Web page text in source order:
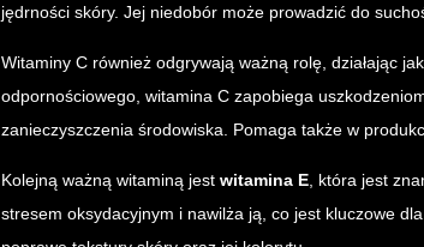
jędrności skóry. Jej niedobór może prowadzić do
Witaminy C również odgrywają ważną rolę, działając
odpornościowego, witamina C zapobiega
zanieczyszczenia środowiska. Pomaga także w
Kolejną ważną witaminą jest witamina E , która jest
stresem oksydacyjnym i nawilża ją, co jest kluczowe